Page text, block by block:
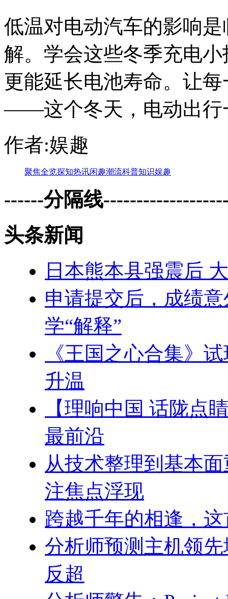
低温对电动汽车的影响
解。学会这些冬季充电
更能延长电池寿命。让
——这个冬天，电动出行
作者:娱趣
聚焦全览探知热讯闲趣潮流科普知识娱趣
------分隔线
头条新闻
日本熊本县强震后
申请提交后，成绩
学“解释”
《王国之心合集》
升温
【理响中国 话陇点
最前沿
从技术整理到基本
注焦点浮现
跨越千年的相逢，
分析师预测主机领
反超